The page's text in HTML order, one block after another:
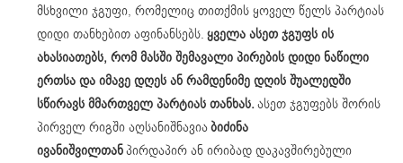
მსხვილი ჯგუფი, რომელიც თითქმის ყოველ წელს პარტიას
დიდი თანხებით აფინანსებს. ყველა ასეთ ჯგუფს ის
ახასიათებს, რომ მასში შემავალი პირების დიდი ნაწილი
ერთსა და იმავე დღეს ან რამდენიმე დღის შუალედში
სწირავს მმართველ პარტიას თანხას.ასეთ ჯგუფებს შორის
პირველ რიგში აღსანიშნავიაბიძინა
ივანიშვილთანპირდაპირ ან ირიბად დაკავშირებული